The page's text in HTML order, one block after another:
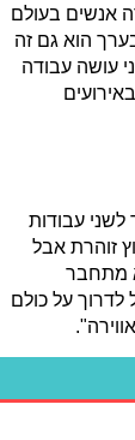
אנשים בעולם
הוא גם זה
עושה עבודה
עבודות
זוהרת אבל
מתחבר
על כולם